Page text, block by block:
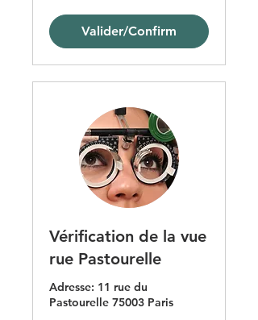
Valider/Confirm
Vérification de la vue
rue Pastourelle
Adresse: 11 rue du
Pastourelle 75003 Paris